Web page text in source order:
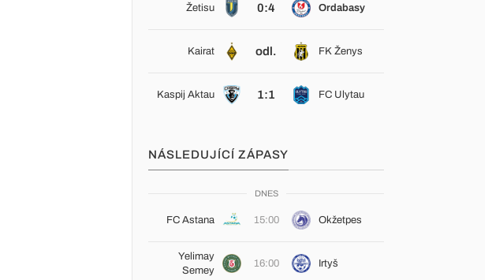
Žetisu 0:4 Ordabasy
Kairat odl. FK Ženys
Kaspij Aktau 1:1 FC Ulytau
NÁSLEDUJÍCÍ ZÁPASY
DNES
FC Astana 15:00 Okžetpes
Yelimay
Semey
16:00 Irtyš